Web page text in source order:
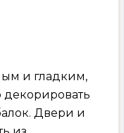
и гладким,
Двери и